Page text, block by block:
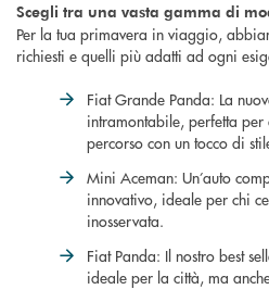
Scegli tra una vasta gamma di
Per la tua primavera in viaggio,
richiesti e quelli più adatti ad ogni
Fiat Grande Panda: La
intramontabile, perfetta
percorso con un tocco di
Mini Aceman: Un’auto
innovativo, ideale per chi
inosservata.
Fiat Panda: Il nostro best
ideale per la città, ma